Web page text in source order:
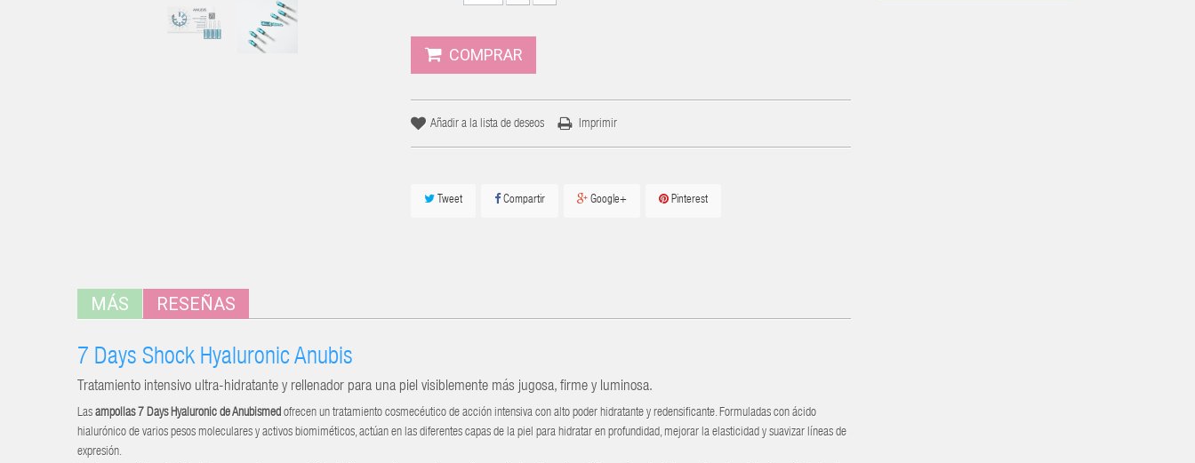
COMPRAR
Añadir a la lista de deseos Imprimir
Tweet Compartir Google+ Pinterest
MÁS RESEÑAS
7 Days Shock Hyaluronic Anubis
Tratamiento intensivo ultra-hidratante y rellenador para una piel visiblemente más jugosa, firme y luminosa.
Las ampollas 7 Days Hyaluronic de Anubismed ofrecen un tratamiento cosmecéutico de acción intensiva con alto poder hidratante y redensificante. Formuladas con ácido
hialurónico de varios pesos moleculares y activos biomiméticos, actúan en las diferentes capas de la piel para hidratar en profundidad, mejorar la elasticidad y suavizar líneas de
expresión.